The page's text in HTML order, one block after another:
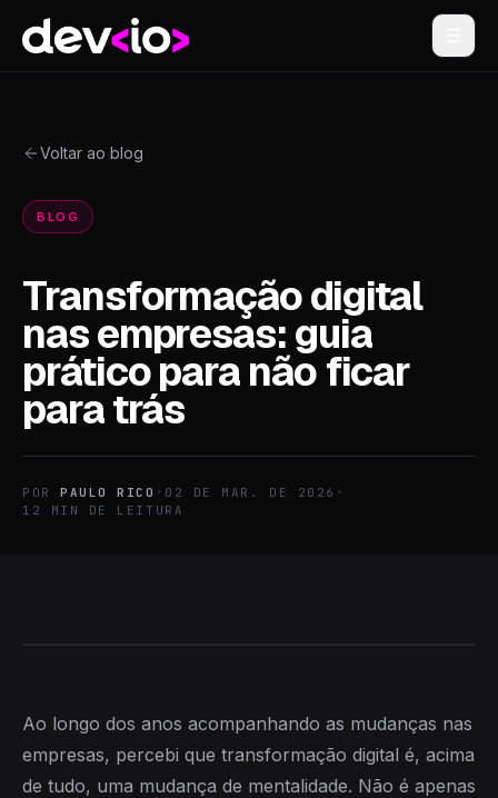
Devio
Voltar ao blog
BLOG
Transformação digital
nas empresas: guia
prático para não ficar
para trás
PORPAULO RICO • 02 DE MAR. DE 2026 •
12
MIN DE LEITURA
Ao longo dos anos acompanhando as mudanças nas
empresas, percebi que transformação digital é, acima
de tudo, uma mudança de mentalidade. Não é apenas